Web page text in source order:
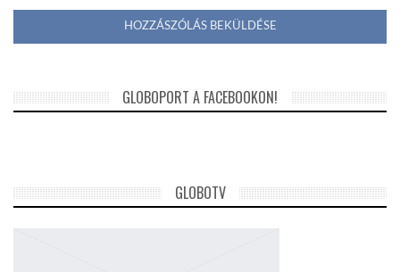
GLOBOPORT A FACEBOOKON!
GLOBOTV